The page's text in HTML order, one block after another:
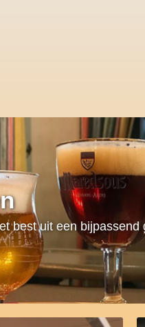
best uit een bijpassend